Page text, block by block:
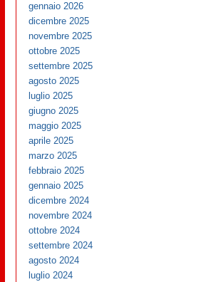
gennaio 2026
dicembre 2025
novembre 2025
ottobre 2025
settembre 2025
agosto 2025
luglio 2025
giugno 2025
maggio 2025
aprile 2025
marzo 2025
febbraio 2025
gennaio 2025
dicembre 2024
novembre 2024
ottobre 2024
settembre 2024
agosto 2024
luglio 2024